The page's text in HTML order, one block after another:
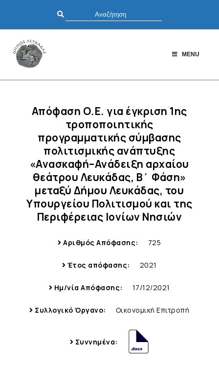
MENU
Απόφαση Ο.Ε. για έγκριση 1ης
τροποποιητικής
προγραμματικής σύμβασης
πολιτισμικής ανάπτυξης
«Ανασκαφή–Ανάδειξη αρχαίου
θεάτρου Λευκάδας, B΄ Φάση»
μεταξύ Δήμου Λευκάδας, του
Υπουργείου Πολιτισμού και της
Περιφέρειας Ιονίων Νησιών
Αριθμός Απόφασης: 725
Έτος απόφασης: 2021
Ημ/νία Απόφασης: 17/12/2021
Συλλογικό Όργανο: Οικονομική Επιτροπή
Συννημένα: